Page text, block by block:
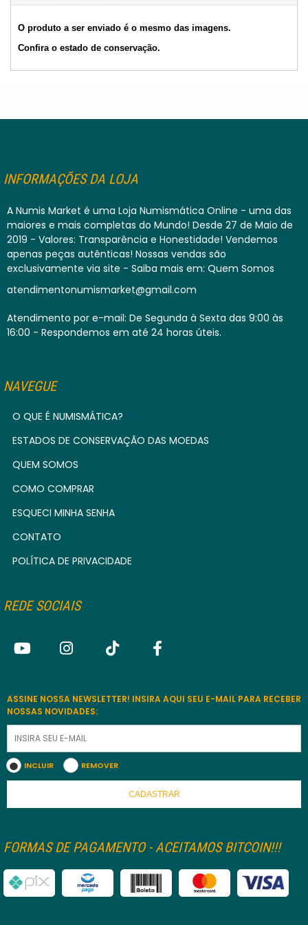
O produto a ser enviado é o mesmo das imagens.
Confira o estado de conservação.
INFORMAÇÕES DA LOJA
A Numis Market é uma Loja Numismática Online - uma das
maiores e mais completas do Mundo! Desde 27 de Maio de
2019 - Valores: Transparência e Honestidade! Vendemos
apenas peças autênticas! Nossas vendas são
exclusivamente via site - Saiba mais em: Quem Somos
atendimentonumismarket@gmail.com
Atendimento por e-mail: De Segunda à Sexta das 9:00 às
16:00 - Respondemos em até 24 horas úteis.
NAVEGUE
O QUE É NUMISMÁTICA?
ESTADOS DE CONSERVAÇÃO DAS MOEDAS
QUEM SOMOS
COMO COMPRAR
ESQUECI MINHA SENHA
CONTATO
POLÍTICA DE PRIVACIDADE
REDE SOCIAIS
ASSINE NOSSA NEWSLETTER! INSIRA AQUI SEU E-MAIL PARA RECEBER
NOSSAS NOVIDADES:
INCLUIR REMOVER
CADASTRAR
FORMAS DE PAGAMENTO - ACEITAMOS BITCOIN!!!